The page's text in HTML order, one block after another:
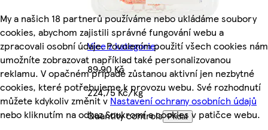
My a našich 18 partnerů používáme nebo ukládáme soubory
cookies, abychom zajistili správné fungování webu a
zpracovali osobní údaje. Povolením použití všech cookies nám
umožníte zobrazovat například také personalizovanou
reklamu. V opačném případě zůstanou aktivní jen nezbytné
cookies, které potřebujeme k provozu webu. Své rozhodnutí
můžete kdykoliv změnit v Nastavení ochrany osobních údajů
nebo kliknutím na odkaz Soukromí a cookies v patičce webu.
Více z kategorie
89,90 Kč
224,75 Kč/kg
Quantity controls Přidat